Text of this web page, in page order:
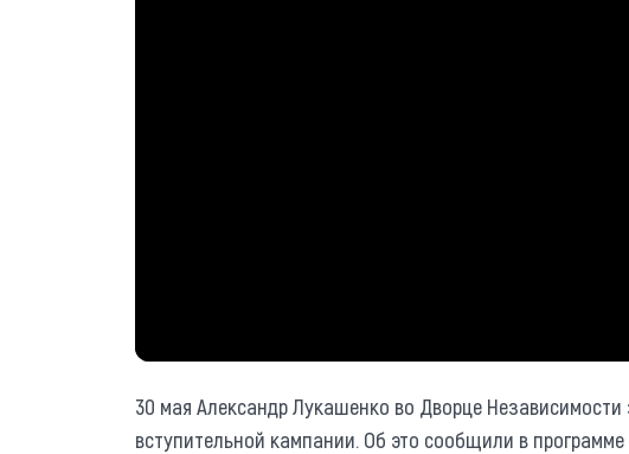
30 мая Александр Лукашенко во Дворце
вступительной кампании. Об это сообщили в программе